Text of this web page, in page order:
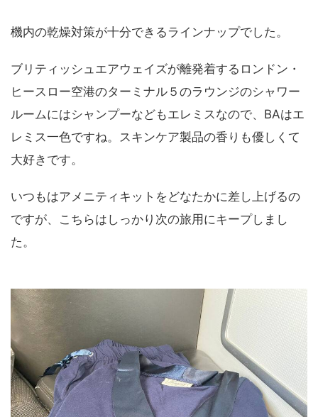
機内の乾燥対策が十分できるラインナップでした。
ブリティッシュエアウェイズが離発着するロンドン・
ヒースロー空港のターミナル５のラウンジのシャワー
ルームにはシャンプーなどもエレミスなので、BAはエ
レミス一色ですね。スキンケア製品の香りも優しくて
大好きです。
いつもはアメニティキットをどなたかに差し上げるの
ですが、こちらはしっかり次の旅用にキープしまし
た。